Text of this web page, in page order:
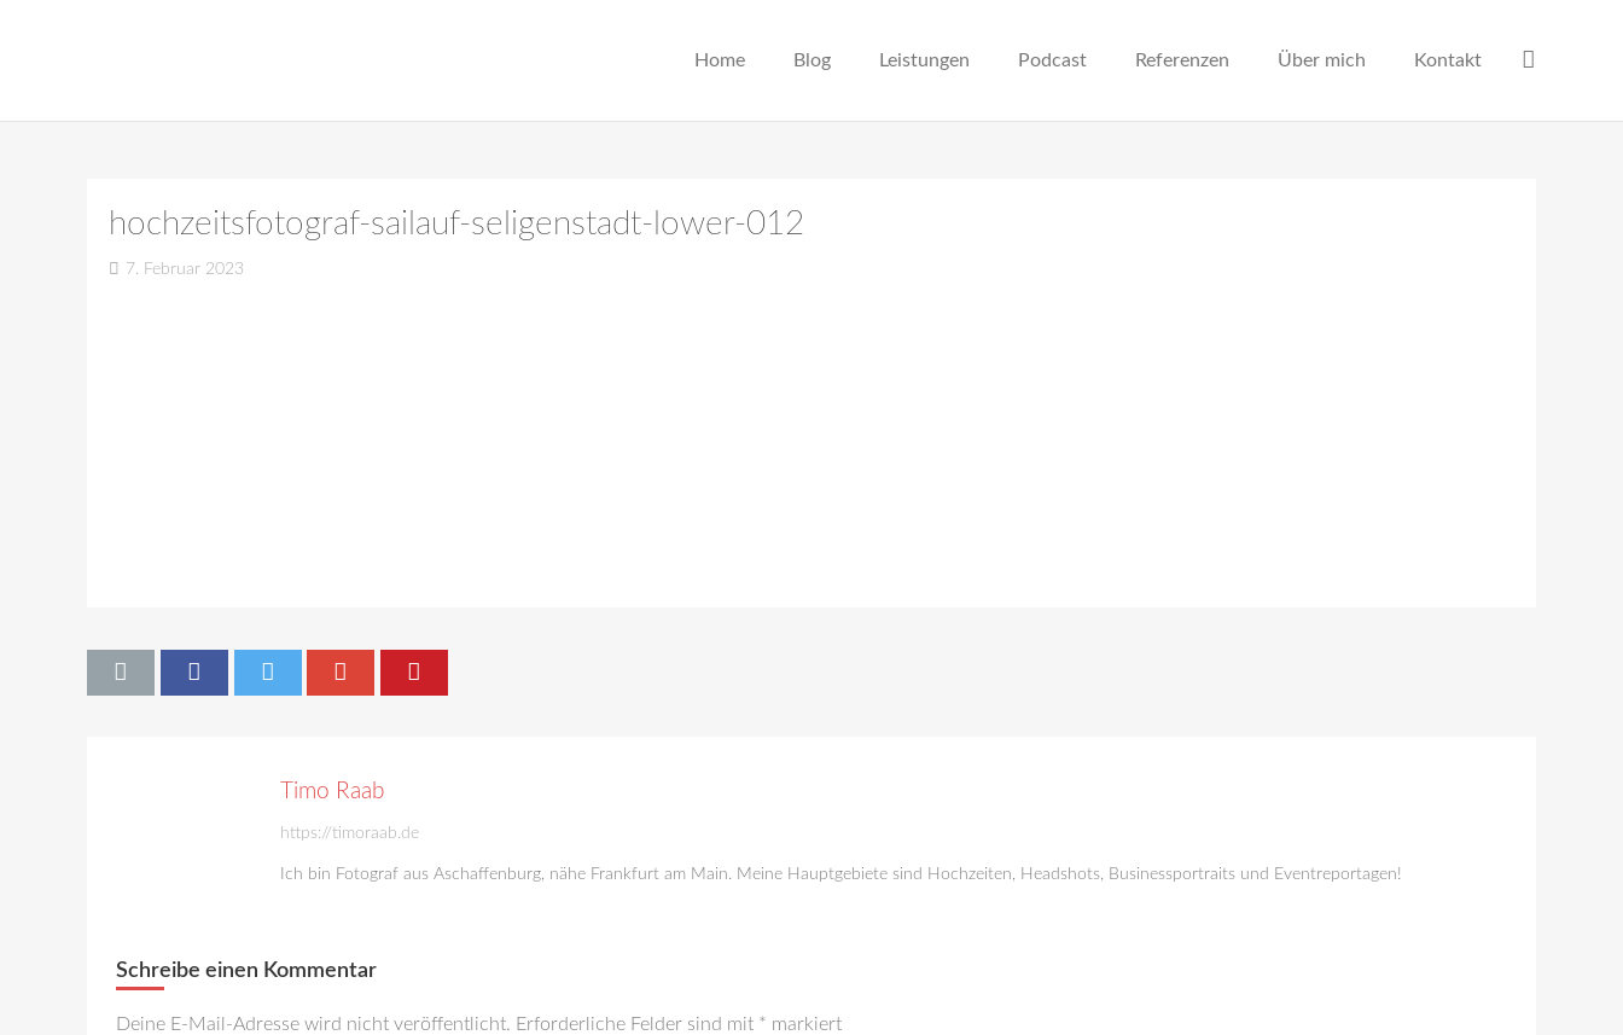
Home Blog Leistungen Podcast Referenzen Über mich Kontakt
hochzeitsfotograf-sailauf-seligenstadt-lower-012
7. Februar 2023
Timo Raab
https://timoraab.de
Ich bin Fotograf aus Aschaffenburg, nähe Frankfurt am Main. Meine Hauptgebiete sind Hochzeiten, Headshots, Businessportraits und Eventreportagen!
Schreibe einen Kommentar
Deine E-Mail-Adresse wird nicht veröffentlicht. Erforderliche Felder sind mit * markiert